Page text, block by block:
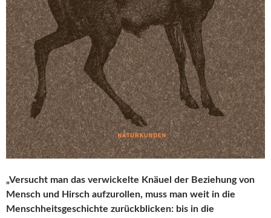
„Versucht man das verwickelte Knäuel der Beziehung von
Mensch und Hirsch aufzurollen, muss man weit in die
Menschheitsgeschichte zurückblicken: bis in die